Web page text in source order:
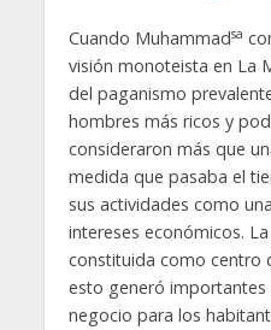
Cuando Muhammadsa
visión monoteista en La
del paganismo
hombres más ricos y
consideraron más que
medida que pasaba el
sus actividades como
intereses económicos.
constituida como centro
esto generó
negocio para los